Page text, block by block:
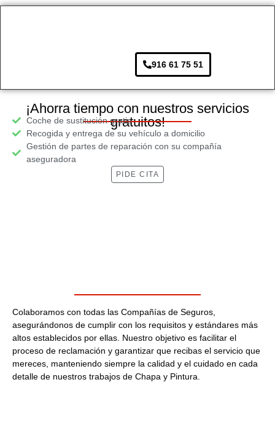
916 61 75 51
¡Ahorra tiempo con nuestros servicios
gratuitos!
Coche de sustitución gratis
Recogida y entrega de su vehículo a domicilio
Gestión de partes de reparación con su compañía
aseguradora
PIDE CITA
Colaboramos con todas las Compañías de Seguros,
asegurándonos de cumplir con los requisitos y estándares más
altos establecidos por ellas. Nuestro objetivo es facilitar el
proceso de reclamación y garantizar que recibas el servicio que
mereces, manteniendo siempre la calidad y el cuidado en cada
detalle de nuestros trabajos de Chapa y Pintura.